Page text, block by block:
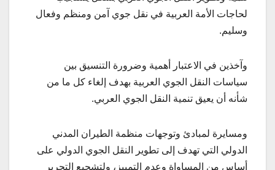
لحاجات الأمة العربية في نقل جوي آمن ومنظم وفعال
وسليم.
وآخذين في الاعتبار أهمية وضرورة التنسيق بين
سياسات النقل الجوي العربية بهدف إلغاء كل ما من
شأنه أن يعيق تنمية النقل الجوي العربي.
ومسايرة لمبادئ وتوجهات منظمة الطيران المدني
الدولي التي تهدف إلى تطوير النقل الجوي الدولي على
أساس من المساواة وعدم التمييز، ولتشجيع التحرير